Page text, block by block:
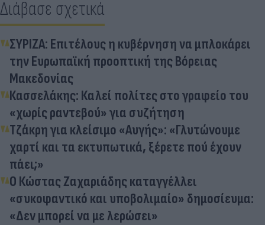
Διάβασε σχετικά
ΣΥΡΙΖΑ: Επιτέλους η κυβέρνηση να μπλοκάρει
την Ευρωπαϊκή προοπτική της Βόρειας
Μακεδονίας
Κασσελάκης: Καλεί πολίτες στο γραφείο του
«χωρίς ραντεβού» για συζήτηση
Τζάκρη για κλείσιμο «Αυγής»: «Γλυτώνουμε
χαρτί και τα εκτυπωτικά, ξέρετε πού έχουν
πάει;»
Ο Κώστας Ζαχαριάδης καταγγέλλει
«συκοφαντικό και υποβολιμαίο» δημοσίευμα:
«Δεν μπορεί να με λερώσει»